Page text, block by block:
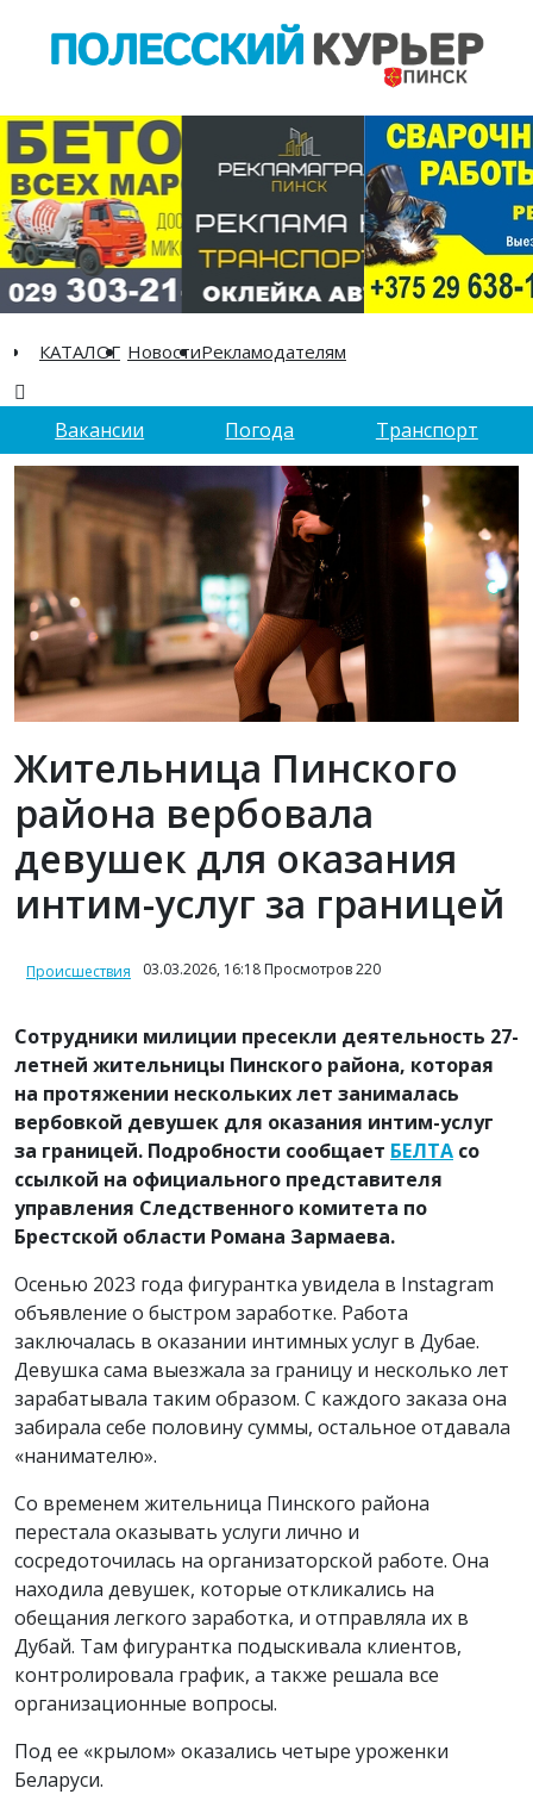
КАТАЛОГ НовостиРекламодателям
Вакансии Погода Транспорт
Жительница Пинского
района вербовала
девушек для оказания
интим-услуг за границей
Происшествия 03.03.2026, 16:18 Просмотров 220
Сотрудники милиции пресекли деятельность 27-
летней жительницы Пинского района, которая
на протяжении нескольких лет занималась
вербовкой девушек для оказания интим-услуг
за границей. Подробности сообщает БЕЛТА со
ссылкой на официального представителя
управления Следственного комитета по
Брестской области Романа Зармаева.
Осенью 2023 года фигурантка увидела в Instagram
объявление о быстром заработке. Работа
заключалась в оказании интимных услуг в Дубае.
Девушка сама выезжала за границу и несколько лет
зарабатывала таким образом. С каждого заказа она
забирала себе половину суммы, остальное отдавала
«нанимателю».
Со временем жительница Пинского района
перестала оказывать услуги лично и
сосредоточилась на организаторской работе. Она
находила девушек, которые откликались на
обещания легкого заработка, и отправляла их в
Дубай. Там фигурантка подыскивала клиентов,
контролировала график, а также решала все
организационные вопросы.
Под ее «крылом» оказались четыре уроженки
Беларуси.